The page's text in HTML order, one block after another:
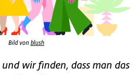
Bild von blush
wir finden, dass man das